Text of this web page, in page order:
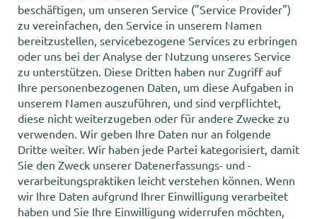
beschäftigen, um unseren Service ("Service Provider")
zu vereinfachen, den Service in unserem Namen
bereitzustellen, servicebezogene Services zu erbringen
oder uns bei der Analyse der Nutzung unseres Service
zu unterstützen. Diese Dritten haben nur Zugriff auf
Ihre personenbezogenen Daten, um diese Aufgaben in
unserem Namen auszuführen, und sind verpflichtet,
diese nicht weiterzugeben oder für andere Zwecke zu
verwenden. Wir geben Ihre Daten nur an folgende
Dritte weiter. Wir haben jede Partei kategorisiert, damit
Sie den Zweck unserer Datenerfassungs- und -
verarbeitungspraktiken leicht verstehen können. Wenn
wir Ihre Daten aufgrund Ihrer Einwilligung verarbeitet
haben und Sie Ihre Einwilligung widerrufen möchten,